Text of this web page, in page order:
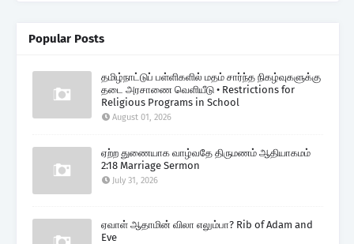
Popular Posts
தமிழ்நாட்டுப் பள்ளிகளில் மதம் சார்ந்த நிகழ்வுகளுக்கு
தடை அரசாணை வெளியீடு • Restrictions for
Religious Programs in School
August 01, 2026
ஏற்ற துணையாக வாழ்வதே திருமணம் ஆதியாகமம்
2:18 Marriage Sermon
July 31, 2026
ஏவாள் ஆதாமின் விலா எலும்பா? Rib of Adam and
Eve